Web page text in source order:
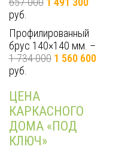
руб.
Профилированный
брус 140×140 мм. –
1 734 000 1 560 600
руб.
ЦЕНА
КАРКАСНОГО
ДОМА «ПОД
КЛЮЧ»